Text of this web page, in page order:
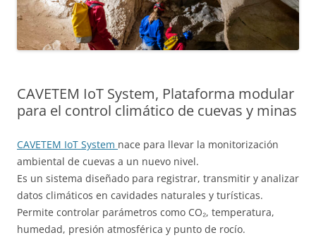
CAVETEM IoT System, Plataforma modular
para el control climático de cuevas y minas
CAVETEM IoT System nace para llevar la monitorización
ambiental de cuevas a un nuevo nivel.
Es un sistema diseñado para registrar, transmitir y analizar
datos climáticos en cavidades naturales y turísticas.
Permite controlar parámetros como CO₂, temperatura,
humedad, presión atmosférica y punto de rocío.